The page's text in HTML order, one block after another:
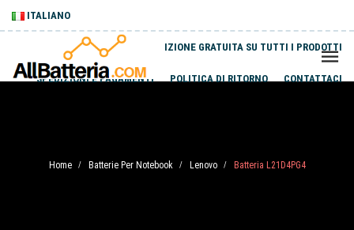
ITALIANO
SPEDIZIONE GRATUITA SU TUTTI I PRODOTTI
SPEDIZIONI E PAGAMENTI POLITICA DI RITORNO CONTATTACI
Home / Batterie Per Notebook / Lenovo / Batteria L21D4PG4